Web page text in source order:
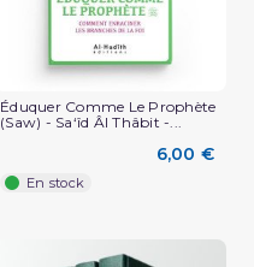
Éduquer Comme Le Prophète
(Saw) - Sa‘îd Âl Thâbit -...
6,00 €
En stock